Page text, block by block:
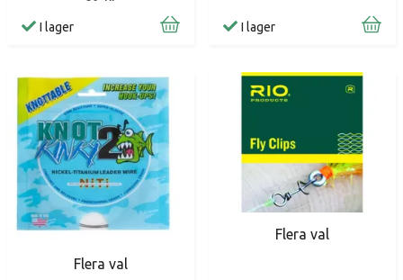
I lager I lager
Flera val
Flera val